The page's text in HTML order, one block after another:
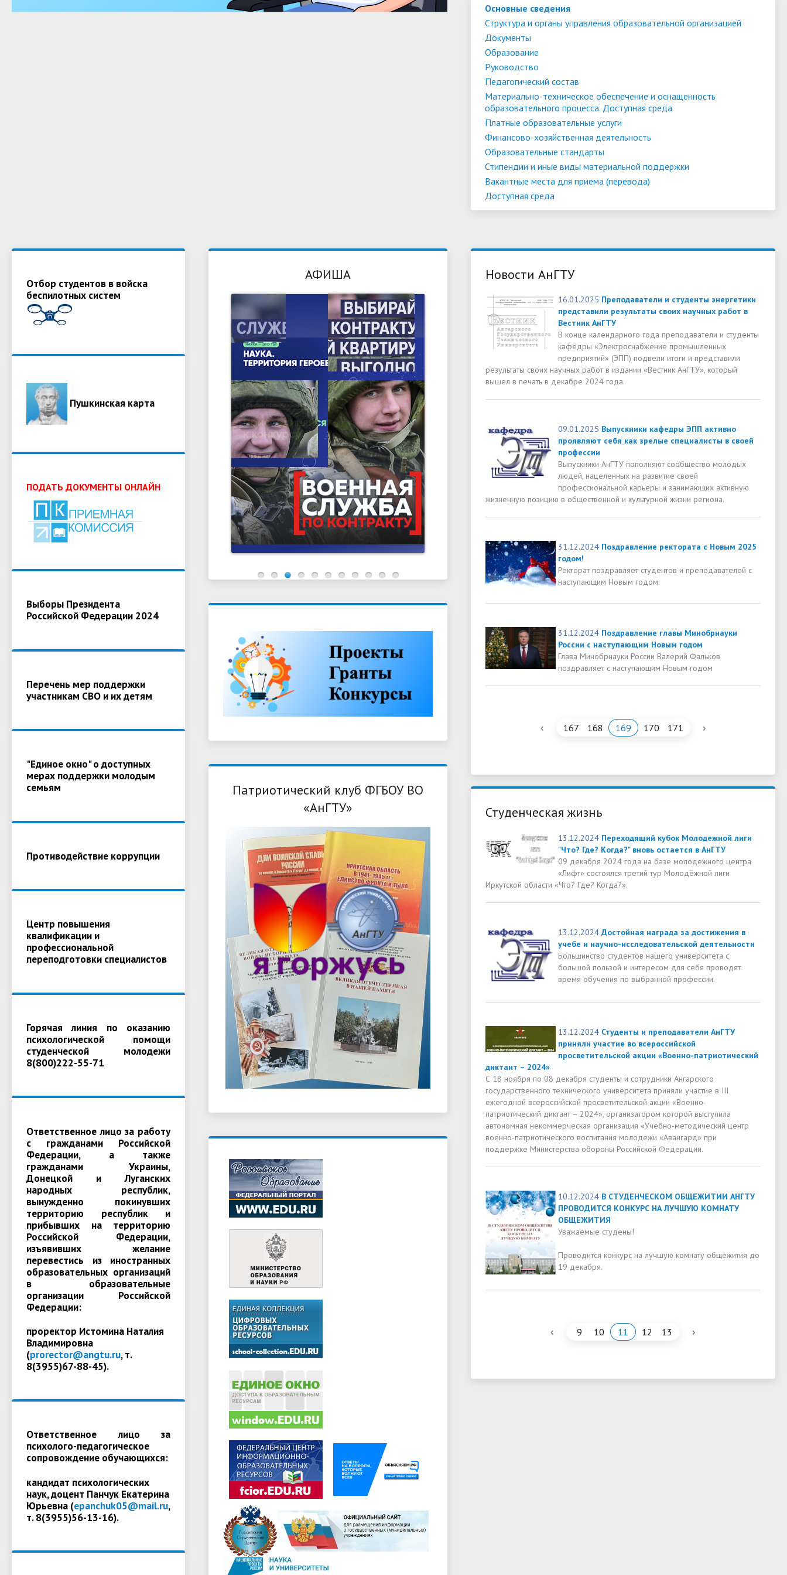
Основные сведения
Структура и органы управления образовательной организацией
Документы
Образование
Руководство
Педагогический состав
Материально-техническое обеспечение и оснащенность
образовательного процесса. Доступная среда
Платные образовательные услуги
Финансово-хозяйственная деятельность
Образовательные стандарты
Стипендии и иные виды материальной поддержки
Вакантные места для приема (перевода)
Доступная среда
Отбор студентов в войска
беспилотных систем
Пушкинская карта
ПОДАТЬ ДОКУМЕНТЫ ОНЛАЙН
Выборы Президента
Российской Федерации 2024
Перечень мер поддержки
участникам СВО и их детям
"Единое окно" о доступных
мерах поддержки молодым
семьям
Противодействие коррупции
Центр повышения
квалификации и
профессиональной
переподготовки специалистов
Горячая линия по оказанию
психологической помощи
студенческой молодежи
8(800)222-55-71
Ответственное лицо за работу
с гражданами Российской
Федерации, а также
гражданами Украины,
Донецкой и Луганских
народных республик,
вынужденно покинувших
территорию республик и
прибывших на территорию
Российской Федерации,
изъявивших желание
перевестись из иностранных
образовательных организаций
в образовательные
организации Российской
Федерации:
проректор Истомина Наталия
Владимировна
(prorector@angtu.ru, т.
8(3955)67-88-45).
Ответственное лицо за
психолого-педагогическое
сопровождение обучающихся:
кандидат психологических
наук, доцент Панчук Екатерина
Юрьевна (epanchuk05@mail.ru,
т. 8(3955)56-13-16).
АФИША
Патриотический клуб ФГБОУ ВО
«АнГТУ»
Новости АнГТУ
16.01.2025 Преподаватели и студенты энергетики
представили результаты своих научных работ в
Вестник АнГТУ
В конце календарного года преподаватели и студенты
кафедры «Электроснабжение промышленных
предприятий» (ЭПП) подвели итоги и представили
результаты своих научных работ в издании «Вестник АнГТУ», который
вышел в печать в декабре 2024 года.
09.01.2025 Выпускники кафедры ЭПП активно
проявляют себя как зрелые специалисты в своей
профессии
Выпускники АнГТУ пополняют сообщество молодых
людей, нацеленных на развитие своей
профессиональной карьеры и занимающих активную
жизненную позицию в общественной и культурной жизни региона.
31.12.2024 Поздравление ректората с Новым 2025
годом!
Ректорат поздравляет студентов и преподавателей с
наступающим Новым годом.
31.12.2024 Поздравление главы Минобрнауки
России с наступающим Новым годом
Глава Минобрнауки России Валерий Фальков
поздравляет с наступающим Новым годом
‹ 167 168 169 170 171 ›
Студенческая жизнь
13.12.2024 Переходящий кубок Молодежной лиги
"Что? Где? Когда?" вновь остается в АнГТУ
09 декабря 2024 года на базе молодежного центра
«Лифт» состоялся третий тур Молодёжной лиги
Иркутской области «Что? Где? Когда?».
13.12.2024 Достойная награда за достижения в
учебе и научно-исследовательской деятельности
Большинство студентов нашего университета с
большой пользой и интересом для себя проводят
время обучения по выбранной профессии.
13.12.2024 Студенты и преподаватели АнГТУ
приняли участие во всероссийской
просветительской акции «Военно-патриотический
диктант – 2024»
С 18 ноября по 08 декабря студенты и сотрудники Ангарского
государственного технического университета приняли участие в III
ежегодной всероссийской просветительской акции «Военно-
патриотический диктант – 2024», организатором которой выступила
автономная некоммерческая организация «Учебно-методический центр
военно-патриотического воспитания молодежи «Авангард» при
поддержке Министерства обороны Российской Федерации.
10.12.2024 В СТУДЕНЧЕСКОМ ОБЩЕЖИТИИ АНГТУ
ПРОВОДИТСЯ КОНКУРС НА ЛУЧШУЮ КОМНАТУ
ОБЩЕЖИТИЯ
Уважаемые студены!
Проводится конкурс на лучшую комнату общежития до
19 декабря.
‹ 9 10 11 12 13 ›